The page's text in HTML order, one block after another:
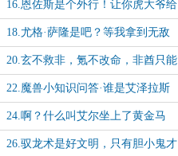
来破产啦
16.恩佐斯是个外行！让你虎大爷给
你展示一下什么叫虚空的手段
18.尤格·萨隆是吧？等我拿到无敌
的十二符咒就去弄你
20.玄不救非，氪不改命，非酋只能
跪拜于欧皇脚下-【2/10】
22.魔兽小知识问答·谁是艾泽拉斯
第一任绿帽子王？-加更【4/10】
24.啊？什么叫艾尔坐上了黄金马
桶？-加更【6/10】
26.驭龙术是好文明，只有胆小鬼才